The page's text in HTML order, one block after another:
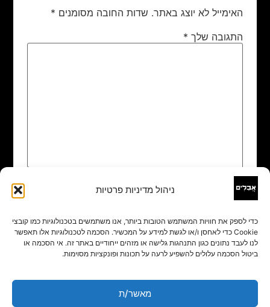
ניהול מדיניות פרטיות
כדי לספק את חוויות המשתמש הטובות ביותר, אנו משתמשים בטכנולוגיות כמו קובצי
Cookie כדי לאחסן ו/או לגשת למידע על המכשיר. הסכמה לטכנולוגיות אלו תאפשר
לנו לעבד נתונים כגון התנהגות גלישה או מזהים ייחודיים באתר זה. אי הסכמה או
ביטול הסכמה עלולים להשפיע לרעה על תכונות ופונקציות מסוימות.
מאשר/ת
האימייל לא יוצג באתר. שדות החובה מסומנים *
התגובה שלך *
שם
אימייל*